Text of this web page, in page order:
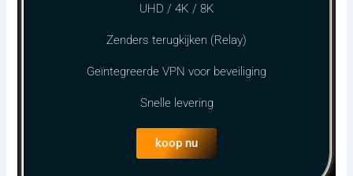
UHD / 4K / 8K
Zenders terugkijken (Relay)
Geïntegreerde VPN voor beveiliging
Snelle levering
koop nu